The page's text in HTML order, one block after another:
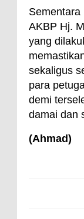
Sementara
AKBP Hj.
yang
sekaligus
para
demi
damai dan
(Ahmad)